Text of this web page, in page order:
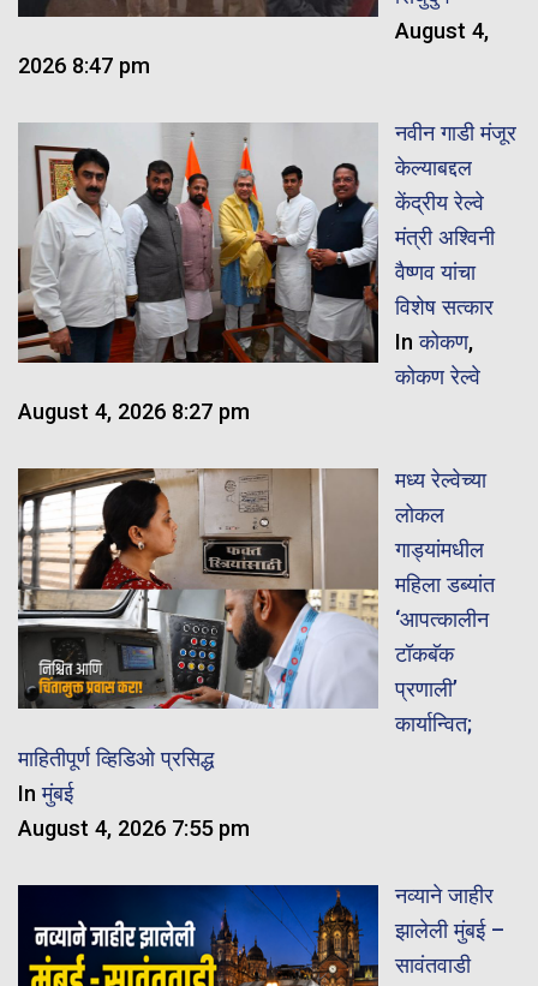
August 4,
2026 8:47 pm
नवीन गाडी मंजूर
केल्याबद्दल
केंद्रीय रेल्वे
मंत्री अश्विनी
वैष्णव यांचा
विशेष सत्कार
Inकोकण,
कोकण रेल्वे
August 4, 2026 8:27 pm
मध्य रेल्वेच्या
लोकल
गाड्यांमधील
महिला डब्यांत
‘आपत्कालीन
टॉकबॅक
प्रणाली’
कार्यान्वित;
माहितीपूर्ण व्हिडिओ प्रसिद्ध
Inमुंबई
August 4, 2026 7:55 pm
नव्याने जाहीर
झालेली मुंबई –
सावंतवाडी